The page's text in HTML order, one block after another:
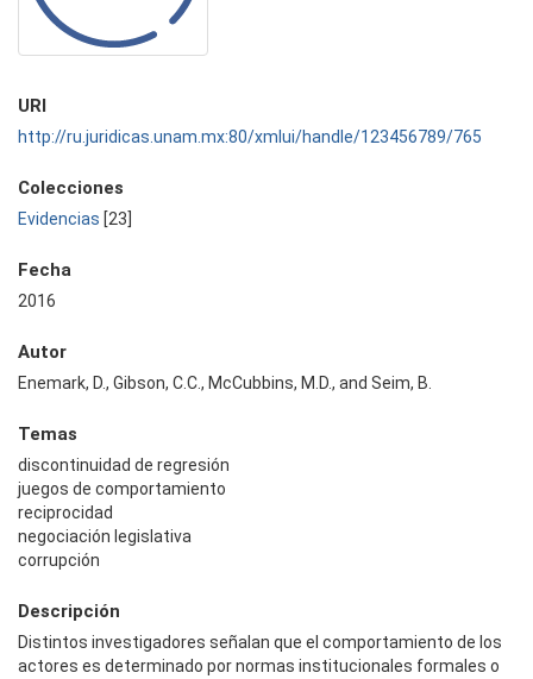
URI
http://ru.juridicas.unam.mx:80/xmlui/handle/123456789/765
Colecciones
Evidencias [23]
Fecha
2016
Autor
Enemark, D., Gibson, C.C., McCubbins, M.D., and Seim, B.
Temas
discontinuidad de regresión
juegos de comportamiento
reciprocidad
negociación legislativa
corrupción
Descripción
Distintos investigadores señalan que el comportamiento de los
actores es determinado por normas institucionales formales o